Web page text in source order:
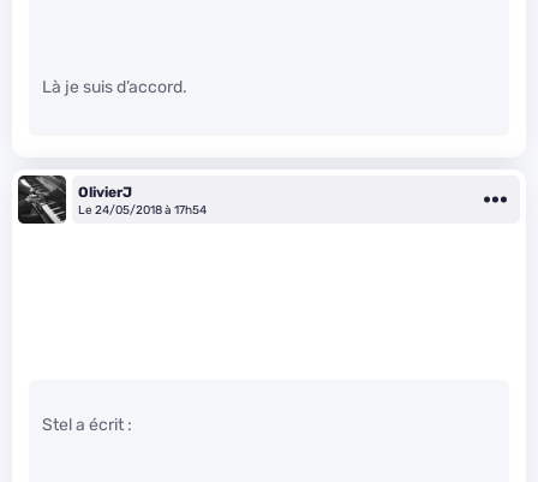
Là je suis d’accord.
OlivierJ
Le 24/05/2018 à 17h54
Stel a écrit :